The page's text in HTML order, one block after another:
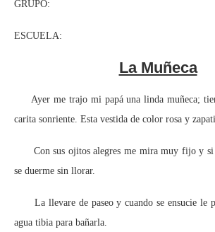
GRUPO:
ESCUELA:
La Muñeca
Ayer me trajo mi papá una linda muñeca;
carita sonriente. Esta vestida de color rosa y
Con sus ojitos alegres me mira muy fijo y si
se duerme sin llorar.
La llevare de paseo y cuando se ensucie le
agua tibia para bañarla.